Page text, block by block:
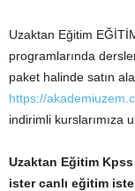
Uzaktan Eğitim
programlarında
paket halinde satın
https://
indirimli kurslarımıza
Uzaktan Eğitim
ister canlı eğitim